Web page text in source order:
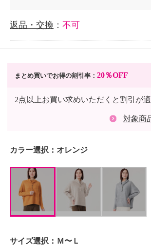
返品・交換 ： 不可
まとめ買いでお得の割引率： 20％OFF
2点以上お買い求めいただくと割引が適
対象商
カラー選択： オレンジ
サイズ選択： Ｍ〜Ｌ